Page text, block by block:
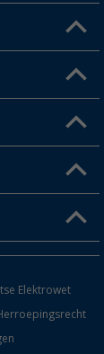
Elektrowet